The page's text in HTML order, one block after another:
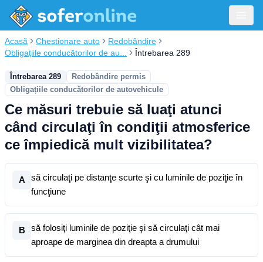
Acasă Chestionare auto
Redobândire
Obligațiile conducătorilor de au...
Întrebarea 289
Întrebarea 289
Redobândire permis
Obligațiile conducătorilor de autovehicule
Ce măsuri trebuie să luaţi atunci
când circulaţi în condiţii atmosferice
ce împiedică mult vizibilitatea?
A
să circulaţi pe distanţe scurte şi cu luminile de poziţie în
funcţiune
B
să folosiţi luminile de poziţie şi să circulaţi cât mai
aproape de marginea din dreapta a drumului